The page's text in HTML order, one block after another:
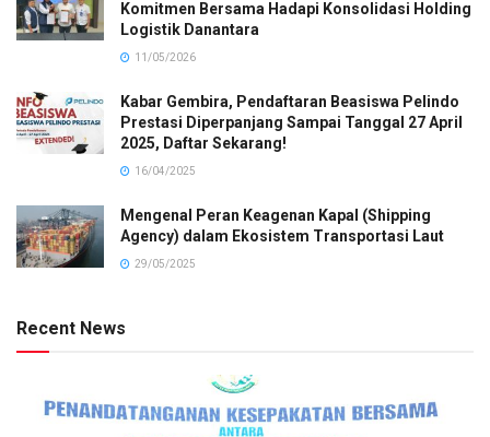
Komitmen Bersama Hadapi Konsolidasi Holding
Logistik Danantara
11/05/2026
Kabar Gembira, Pendaftaran Beasiswa Pelindo
Prestasi Diperpanjang Sampai Tanggal 27 April
2025, Daftar Sekarang!
16/04/2025
Mengenal Peran Keagenan Kapal (Shipping
Agency) dalam Ekosistem Transportasi Laut
29/05/2025
Recent News